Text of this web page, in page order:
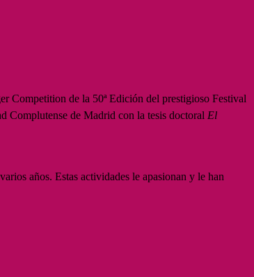
Competition de la 50ª Edición del prestigioso Festival
Complutense de Madrid con la tesis doctoral El
años. Estas actividades le apasionan y le han